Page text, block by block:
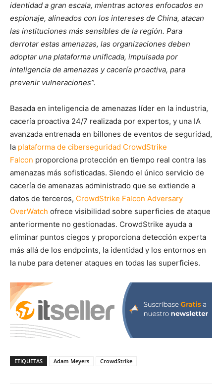
identidad a gran escala, mientras actores enfocados en
espionaje, alineados con los intereses de China, atacan
las instituciones más sensibles de la región. Para
derrotar estas amenazas, las organizaciones deben
adoptar una plataforma unificada, impulsada por
inteligencia de amenazas y cacería proactiva, para
prevenir vulneraciones”.
Basada en inteligencia de amenazas líder en la industria,
cacería proactiva 24/7 realizada por expertos, y una IA
avanzada entrenada en billones de eventos de seguridad,
la plataforma de ciberseguridad CrowdStrike
Falcon proporciona protección en tiempo real contra las
amenazas más sofisticadas. Siendo el único servicio de
cacería de amenazas administrado que se extiende a
datos de terceros, CrowdStrike Falcon Adversary
OverWatch ofrece visibilidad sobre superficies de ataque
anteriormente no gestionadas. CrowdStrike ayuda a
eliminar puntos ciegos y proporciona detección experta
más allá de los endpoints, la identidad y los entornos en
la nube para detener ataques en todas las superficies.
ETIQUETAS Adam Meyers CrowdStrike